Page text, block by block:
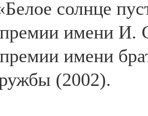
солнце
имени И.
имени
(2002).